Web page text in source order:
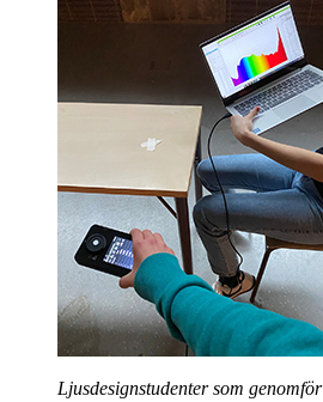
Ljusdesignstudenter som genomför